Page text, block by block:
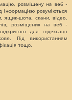
розміщену на веб -
інформацією розуміються
ящик-шота, скани, відео,
розміщених на веб -
для індексації
Під використанням
тощо.